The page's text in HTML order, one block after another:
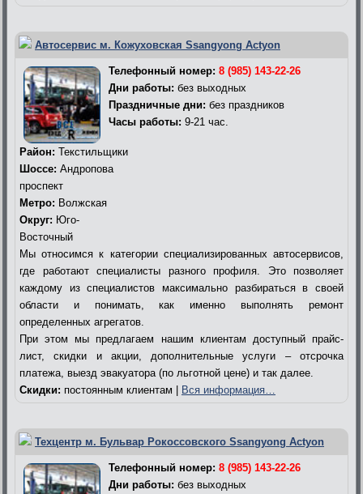
Автосервис м. Кожуховская Ssangyong Actyon
Телефонный номер: 8 (985) 143-22-26
Дни работы: без выходных
Праздничные дни: без праздников
Часы работы: 9-21 час.
Район: Текстильщики
Шоссе: Андропова
проспект
Метро: Волжская
Округ: Юго-
Восточный
Мы относимся к категории специализированных автосервисов,
где работают специалисты разного профиля. Это позволяет
каждому из специалистов максимально разбираться в своей
области и понимать, как именно выполнять ремонт
определенных агрегатов.
При этом мы предлагаем нашим клиентам доступный прайс-
лист, скидки и акции, дополнительные услуги – отсрочка
платежа, выезд эвакуатора (по льготной цене) и так далее.
Скидки: постоянным клиентам | Вся информация…
Техцентр м. Бульвар Рокоссовского Ssangyong Actyon
Телефонный номер: 8 (985) 143-22-26
Дни работы: без выходных